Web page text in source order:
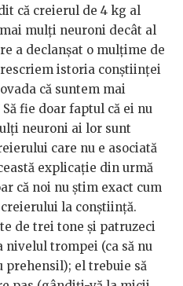
că creierul de 4 kg al
mulți neuroni decât al
a declanșat o mulțime de
istoria conștiinței
că suntem mai
fie doar faptul că ei nu
neuroni ai lor sunt
care nu e asociată
explicație din urmă
că noi nu ştim exact cum
la conștiință.
de trei tone și patruzeci
nivelul trompei (ca să nu
prehensil); el trebuie să